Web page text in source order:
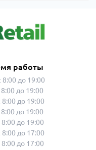
работы
8:00 до 19:00
8:00 до 19:00
8:00 до 19:00
8:00 до 19:00
8:00 до 19:00
8:00 до 17:00
8:00 до 17:00